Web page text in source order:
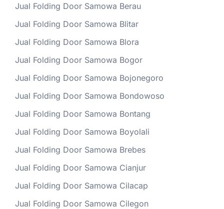
Jual Folding Door Samowa Berau
Jual Folding Door Samowa Blitar
Jual Folding Door Samowa Blora
Jual Folding Door Samowa Bogor
Jual Folding Door Samowa Bojonegoro
Jual Folding Door Samowa Bondowoso
Jual Folding Door Samowa Bontang
Jual Folding Door Samowa Boyolali
Jual Folding Door Samowa Brebes
Jual Folding Door Samowa Cianjur
Jual Folding Door Samowa Cilacap
Jual Folding Door Samowa Cilegon